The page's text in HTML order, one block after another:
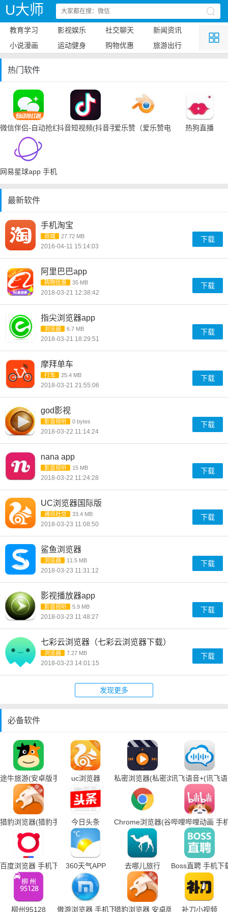
U大师
教育学习 影视娱乐 社交聊天
新闻资讯
小说漫画
运动健身 购物优惠 旅游出行
热门软件
微信伴侣-自动抢红包抖音短视频(抖音手机下载)爱乐赞（爱乐赞电脑手机下载）
热狗直播
网易星球app 手机下载
最新软件
手机淘宝
商城 27.72 MB
2016-04-11 15:14:03
下载
阿里巴巴app
购物优惠 35 MB
2018-03-21 12:38:42
下载
指尖浏览器app
浏览器 6.7 MB
2018-03-21 18:29:51
下载
摩拜单车
打车 25.4 MB
2018-03-21 21:55:06
下载
god影视
影音视听 0 bytes
2018-03-22 11:14:24
下载
nana app
影音视听 15 MB
2018-03-22 11:24:28
下载
UC浏览器国际版
通讯社交 33.4 MB
2018-03-23 11:08:50
下载
鲨鱼浏览器
浏览器 11.5 MB
2018-03-23 11:31:12
下载
影视播放器app
影音视听 5.9 MB
2018-03-23 11:48:27
下载
七彩云浏览器（七彩云浏览器下载）
浏览器 7.27 MB
2018-03-23 14:01:15
下载
发现更多
必备软件
途牛旅游(安卓版手机下载)uc浏览器 私密浏览器(私密浏览器手机下载)
讯飞语音+(讯飞
猎豹浏览器(猎豹手机浏览器下载)
今日头条 Chrome浏览器(谷歌浏览器手机下
哔哩哔哩动画 手
百度浏览器 手机下载360天气APP 去哪儿旅行 Boss直聘 手机下
柳州95128 傲游浏览器 手机下载猎豹浏览器 安卓版 补刀小视频